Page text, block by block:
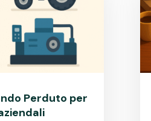
Perduto per